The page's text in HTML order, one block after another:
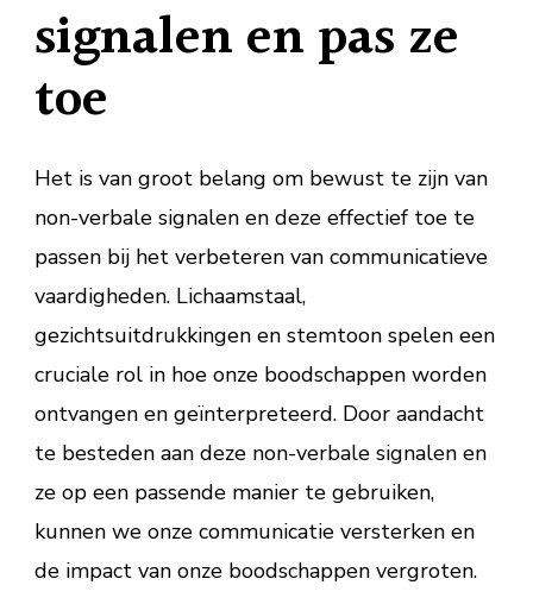
signalen en pas ze
toe
Het is van groot belang om bewust te zijn van
non-verbale signalen en deze effectief toe te
passen bij het verbeteren van communicatieve
vaardigheden. Lichaamstaal,
gezichtsuitdrukkingen en stemtoon spelen een
cruciale rol in hoe onze boodschappen worden
ontvangen en geïnterpreteerd. Door aandacht
te besteden aan deze non-verbale signalen en
ze op een passende manier te gebruiken,
kunnen we onze communicatie versterken en
de impact van onze boodschappen vergroten.